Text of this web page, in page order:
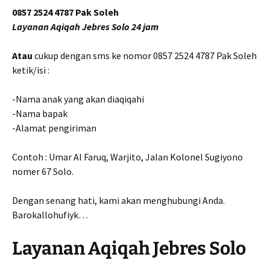
0857 2524 4787 Pak Soleh
Layanan Aqiqah Jebres Solo 24 jam
Atau cukup dengan sms ke nomor 0857 2524 4787 Pak Soleh
ketik/isi :
-Nama anak yang akan diaqiqahi
-Nama bapak
-Alamat pengiriman
Contoh : Umar Al Faruq, Warjito, Jalan Kolonel Sugiyono
nomer 67 Solo.
Dengan senang hati, kami akan menghubungi Anda.
Barokallohufiyk…
Layanan Aqiqah Jebres Solo